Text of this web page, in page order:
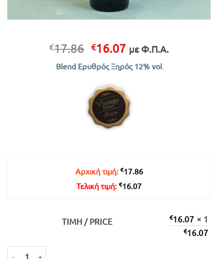
€17.86 Original
price
was:
€17.86.
€16.07Η
τρέχουσα
τιμή
€16.07.
με Φ.Π.Α.
Blend Ερυθρός Ξηρός 12% vol
Αρχική τιμή: €17.86
Τελική τιμή: €16.07
ΤΙΜΉ / PRICE €16.07 × 1
€16.07